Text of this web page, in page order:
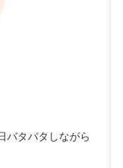
バタバタしながら